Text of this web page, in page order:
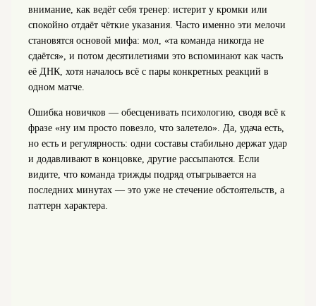
внимание, как ведёт себя тренер: истерит у кромки или
спокойно отдаёт чёткие указания. Часто именно эти мелочи
становятся основой мифа: мол, «та команда никогда не
сдаётся», и потом десятилетиями это вспоминают как часть
её ДНК, хотя началось всё с пары конкретных реакций в
одном матче.
Ошибка новичков — обесценивать психологию, сводя всё к
фразе «ну им просто повезло, что залетело». Да, удача есть,
но есть и регулярность: одни составы стабильно держат удар
и додавливают в концовке, другие рассыпаются. Если
видите, что команда трижды подряд отыгрывается на
последних минутах — это уже не стечение обстоятельств, а
паттерн характера.